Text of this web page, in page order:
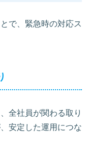
で、緊急時の対応ス
全社員が関わる取り
安定した運用につな